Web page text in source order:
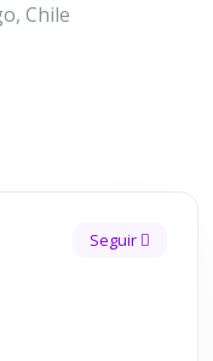
Chile
Seguir